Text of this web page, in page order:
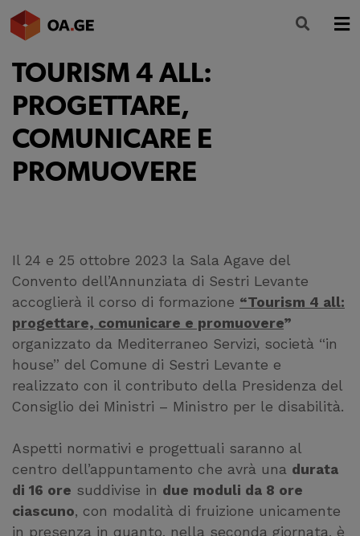
L’ORDINE
AMMINISTRAZIONE TRASPARENTE
ALBO
SEGRETERIA
NEWS
TOURISM 4 ALL:
PROGETTARE,
COMUNICARE E
PROMUOVERE
Il 24 e 25 ottobre 2023 la Sala Agave del
Convento dell’Annunziata di Sestri Levante
accoglierà il corso di formazione “Tourism 4 all:
progettare, comunicare e promuovere”
organizzato da Mediterraneo Servizi, società “in
house” del Comune di Sestri Levante e
realizzato con il contributo della Presidenza del
Consiglio dei Ministri – Ministro per le disabilità.
Aspetti normativi e progettuali saranno al
centro dell’appuntamento che avrà una durata
di 16 ore suddivise in due moduli da 8 ore
ciascuno, con modalità di fruizione unicamente
in presenza in quanto, nella seconda giornata, è